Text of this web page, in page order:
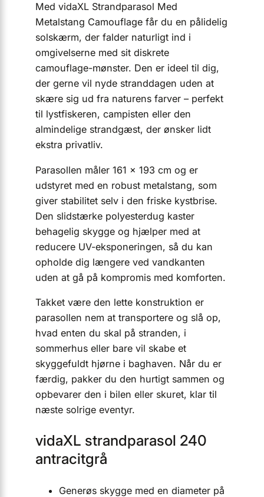
Med vidaXL Strandparasol Med
Metalstang Camouflage får du en pålidelig
solskærm, der falder naturligt ind i
omgivelserne med sit diskrete
camouflage-mønster. Den er ideel til dig,
der gerne vil nyde stranddagen uden at
skære sig ud fra naturens farver – perfekt
til lystfiskeren, campisten eller den
almindelige strandgæst, der ønsker lidt
ekstra privatliv.
Parasollen måler 161 x 193 cm og er
udstyret med en robust metalstang, som
giver stabilitet selv i den friske kystbrise.
Den slidstærke polyesterdug kaster
behagelig skygge og hjælper med at
reducere UV-eksponeringen, så du kan
opholde dig længere ved vandkanten
uden at gå på kompromis med komforten.
Takket være den lette konstruktion er
parasollen nem at transportere og slå op,
hvad enten du skal på stranden, i
sommerhus eller bare vil skabe et
skyggefuldt hjørne i baghaven. Når du er
færdig, pakker du den hurtigt sammen og
opbevarer den i bilen eller skuret, klar til
næste solrige eventyr.
vidaXL strandparasol 240
antracitgrå
Generøs skygge med en diameter på